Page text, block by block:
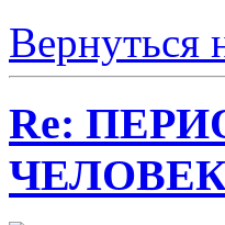
Вернуться
Re: